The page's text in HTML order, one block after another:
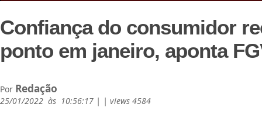
Confiança do consumidor
ponto em janeiro, aponta
Por Redação
25/01/2022 às 10:56:17 | | views 4584